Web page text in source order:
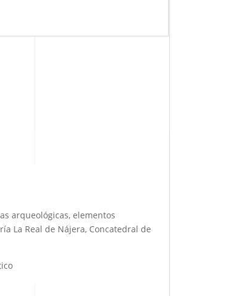
arqueológicas, elementos
La Real de Nájera, Concatedral de